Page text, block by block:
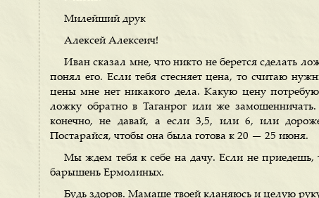
Милейший друк
Алексей Алексеич!
Иван сказал мне, что никто не берется сделать
понял его. Если тебя стесняет цена, то считаю
цены мне нет никакого дела. Какую цену
ложку обратно в Таганрог или же
конечно, не давай, а если 3,5, или 6, или
Постарайся, чтобы она была готова к 20 — 25 июня.
Мы ждем тебя к себе на дачу. Если не приедешь,
барышень Ермолиных.
Будь здоров. Мамаше твоей кланяюсь и целую